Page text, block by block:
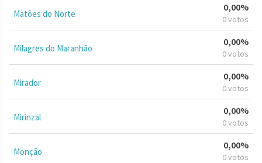
Matões do Norte
0,00%
0 votos
Milagres do Maranhão
0,00%
0 votos
Mirador
0,00%
0 votos
Mirinzal
0,00%
0 votos
Monção
0,00%
0 votos